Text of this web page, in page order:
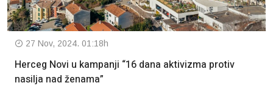
27 Nov, 2024. 01:18h
Herceg Novi u kampanji “16 dana aktivizma protiv
nasilja nad ženama”